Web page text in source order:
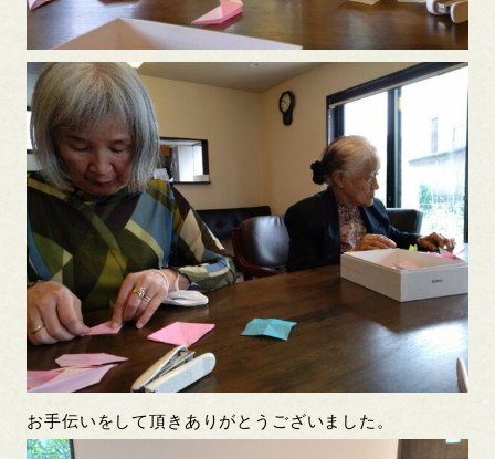
お手伝いをして頂きありがとうございました。